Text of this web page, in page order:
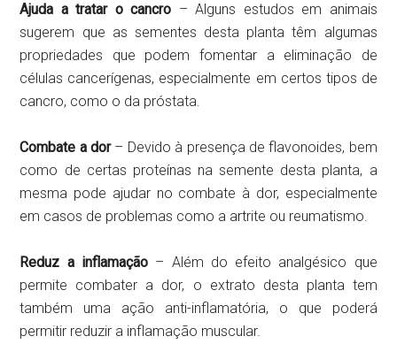
Ajuda a tratar o cancro – Alguns estudos em animais
sugerem que as sementes desta planta têm algumas
propriedades que podem fomentar a eliminação de
células cancerígenas, especialmente em certos tipos de
cancro, como o da próstata.
Combate a dor– Devido à presença de flavonoides, bem
como de certas proteínas na semente desta planta, a
mesma pode ajudar no combate à dor, especialmente
em casos de problemas como a artrite ou reumatismo.
Reduz a inflamação– Além do efeito analgésico que
permite combater a dor, o extrato desta planta tem
também uma ação anti-inflamatória, o que poderá
permitir reduzir a inflamação muscular.